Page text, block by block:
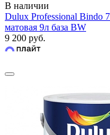
В наличии
Dulux Professional Bindo
матовая 9л база BW
9 200 руб.